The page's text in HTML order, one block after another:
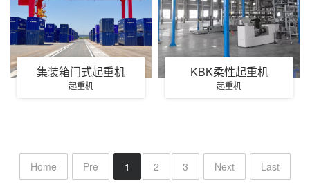
集装箱门式起重机
起重机
KBK柔性起重机
起重机
Home Pre 1 2 3 Next Last